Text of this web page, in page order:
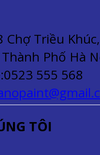
Chợ Triều
Phố Hà
555 568
TÔI